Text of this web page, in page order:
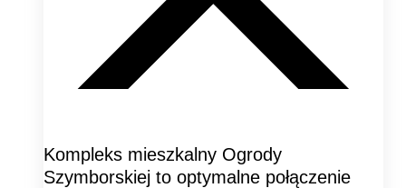
Kompleks mieszkalny Ogrody
Szymborskiej to optymalne połączenie